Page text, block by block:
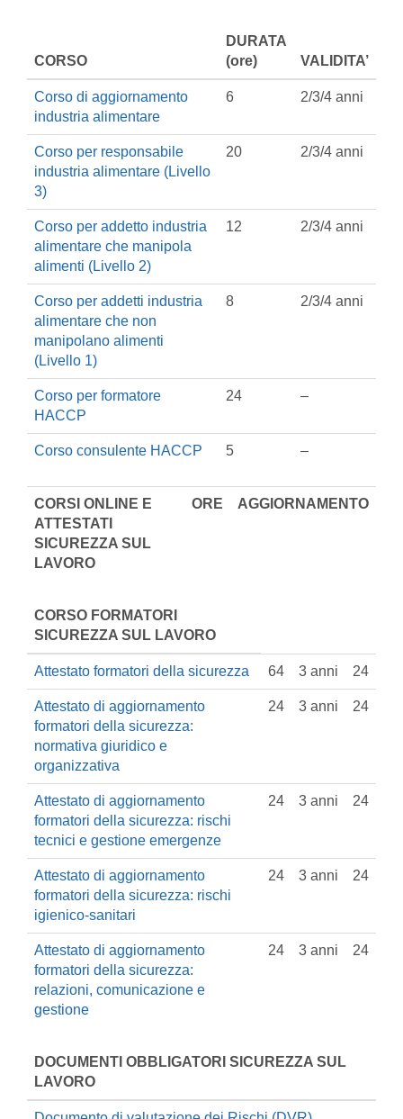
CORSO
DURATA
(ore)
VALIDITA’
Corso di aggiornamento
industria alimentare
6 2/3/4 anni
Corso per responsabile
industria alimentare (Livello
3)
20 2/3/4 anni
Corso per addetto industria
alimentare che manipola
alimenti (Livello 2)
12 2/3/4 anni
Corso per addetti industria
alimentare che non
manipolano alimenti
(Livello 1)
8 2/3/4 anni
Corso per formatore
HACCP
24 –
Corso consulente HACCP 5 –
CORSI ONLINE E
ATTESTATI
SICUREZZA SUL
LAVORO
ORE AGGIORNAMENTO
CORSO FORMATORI
SICUREZZA SUL LAVORO
Attestato formatori della sicurezza 64 3 anni 24
Attestato di aggiornamento
formatori della sicurezza:
normativa giuridico e
organizzativa
24 3 anni 24
Attestato di aggiornamento
formatori della sicurezza: rischi
tecnici e gestione emergenze
24 3 anni 24
Attestato di aggiornamento
formatori della sicurezza: rischi
igienico-sanitari
24 3 anni 24
Attestato di aggiornamento
formatori della sicurezza:
relazioni, comunicazione e
gestione
24 3 anni 24
DOCUMENTI OBBLIGATORI SICUREZZA SUL
LAVORO